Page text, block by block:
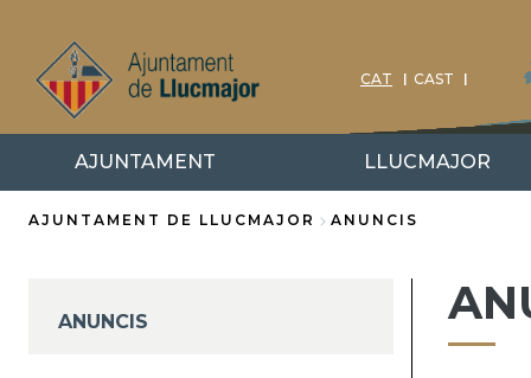
contingut
CAT CAST
AJUNTAMENT LLUCMAJOR
d'Ariadna
AJUNTAMENT DE LLUCMAJOR ANUNCIS
ANUNCIS